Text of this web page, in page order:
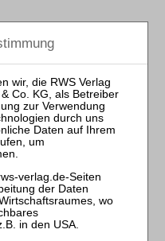
8. 2007 – B4-31/05,
Beschl. v. 27. 9. 2007 –
OLG Düsseldorf,
(V), WuW/E DE-R 2540;
– VI-Kart 16/07 (V),
7. 4. 2009 – KVR 34/08;
57/08